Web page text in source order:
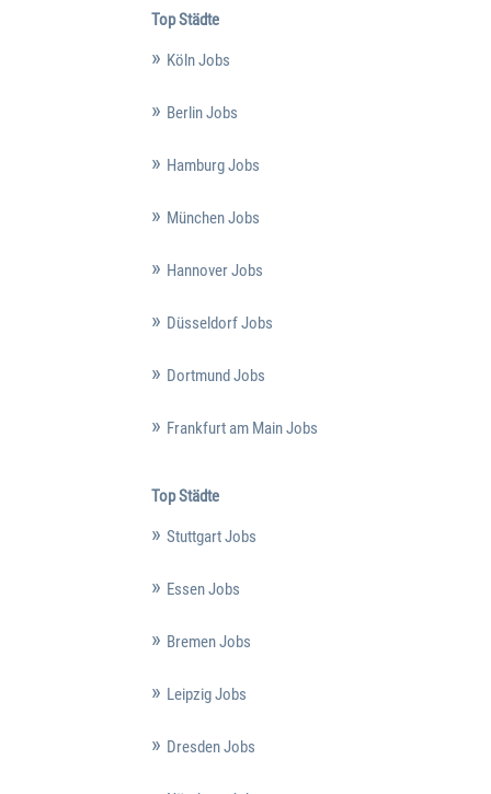
Top Städte
Köln Jobs
Berlin Jobs
Hamburg Jobs
München Jobs
Hannover Jobs
Düsseldorf Jobs
Dortmund Jobs
Frankfurt am Main Jobs
Top Städte
Stuttgart Jobs
Essen Jobs
Bremen Jobs
Leipzig Jobs
Dresden Jobs